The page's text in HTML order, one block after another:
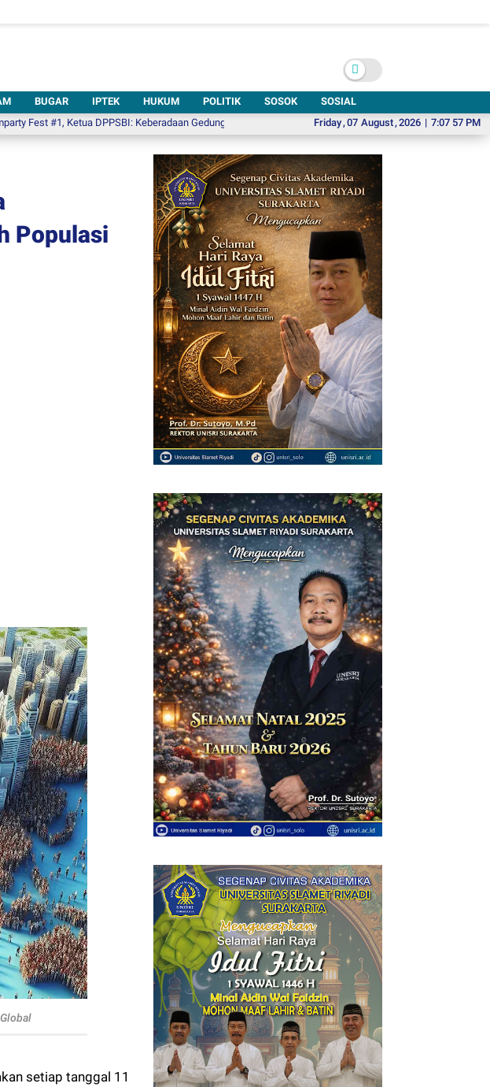
BUGAR IPTEK HUKUM POLITIK SOSOK
SOSIAL
Friday,07 August,2026 | 7:07 58 PM
#1, Ketua DPPSBI: Keberadaan Gedung Kesenian di Solo Sangat Mendesak Pikolo 6, Ajak Wisatawan
Populasi
setiap tanggal 11